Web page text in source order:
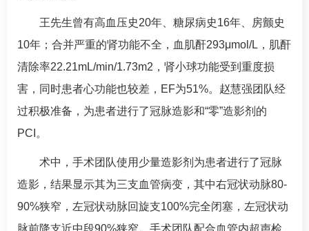
王先生曾有高血压史20年、 糖尿病史16年、房颤史
10年；合并严重的肾功能不全，血肌酐293μmol/L，肌酐
清除率22.21mL/min/1.73m2，肾小球功能受到重度损
害，同时患者心功能也较差，EF为51%。 赵慧强团队经
过积极准备，为患者进行了冠脉造影和“零”造影剂的
PCI。
术中，手术团队使用少量造影剂为患者进行了冠脉
造影，结果显示其为三支血管病变，其中右冠状动脉80-
90%狭窄，左冠状动脉回旋支100%完全闭塞，左冠状动
脉前降支近中段90%狭窄。手术团队配合血管内超声检